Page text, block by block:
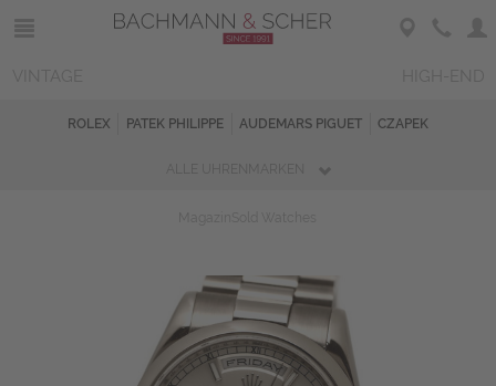
ROLEX PATEK PHILIPPE AUDEMARS PIGUET CZAPEK